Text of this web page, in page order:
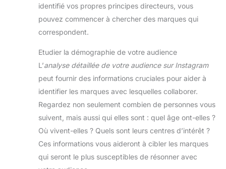
identifié vos propres principes directeurs, vous
pouvez commencer à chercher des marques qui
correspondent.
Etudier la démographie de votre audience
L’analyse détaillée de votre audience sur Instagram
peut fournir des informations cruciales pour aider à
identifier les marques avec lesquelles collaborer.
Regardez non seulement combien de personnes vous
suivent, mais aussi qui elles sont : quel âge ont-elles ?
Où vivent-elles ? Quels sont leurs centres d’intérêt ?
Ces informations vous aideront à cibler les marques
qui seront le plus susceptibles de résonner avec